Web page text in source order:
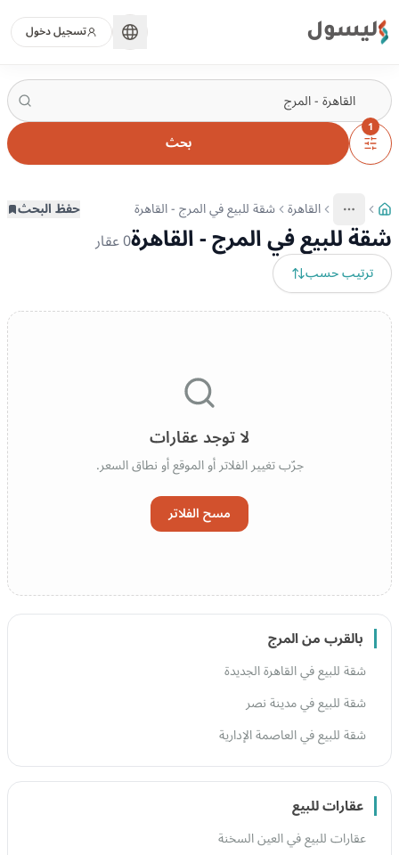
ليسول تسجيل دخول
1
بحث
More
عرض المزيد من المسارات
القاهرة شقة للبيع في المرج - القاهرة حفظ البحث
شقة للبيع في المرج - القاهرة0عقار
ترتيب حسب
لا توجد عقارات
جرّب تغيير الفلاتر أو الموقع أو نطاق السعر.
مسح الفلاتر
بالقرب من المرج
شقة للبيع في القاهرة الجديدة
شقة للبيع في مدينة نصر
شقة للبيع في العاصمة الإدارية
عقارات للبيع
عقارات للبيع في العين السخنة